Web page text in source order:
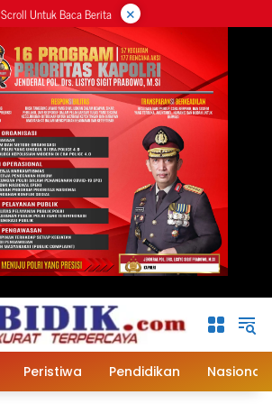
Scroll Untuk Baca Berita ×
Peristiwa Pendidikan Nasional